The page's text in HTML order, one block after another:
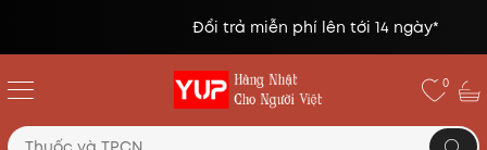
Đổi trả miễn phí lên tới 14 ngày*
0